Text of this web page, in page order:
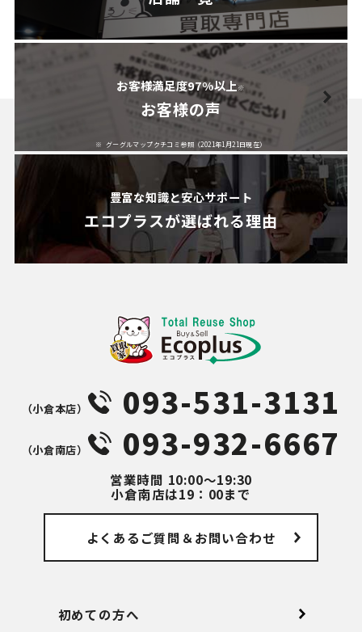
お客様満足度97%以上※
お客様の声
グーグルマップクチコミ参照（2021年1月21日現在）
豊富な知識と安心サポート
エコプラスが選ばれる理由
（⼩倉本店） 093-531-3131
（⼩倉南店） 093-932-6667
営業時間 10:00～19:30
小倉南店は19：00まで
よくあるご質問 ＆お問い合わせ
初めての方へ